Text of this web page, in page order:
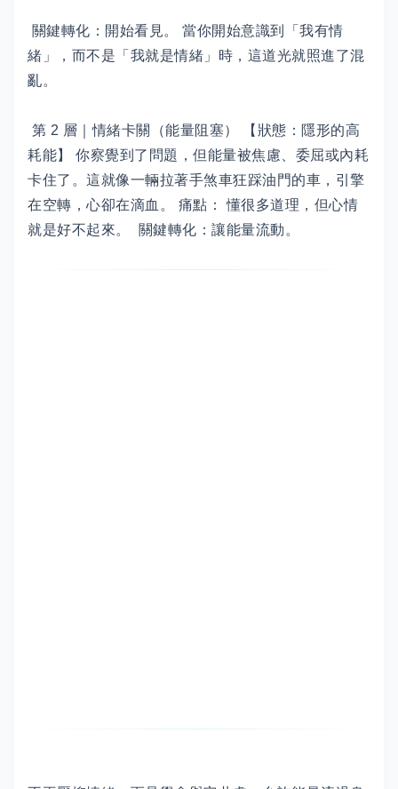
關鍵轉化：開始看見。 當你開始意識到「我有情
緒」，而不是「我就是情緒」時，這道光就照進了混
亂。
第 2 層｜情緒卡關（能量阻塞） 【狀態：隱形的高
耗能】 你察覺到了問題，但能量被焦慮、委屈或內耗
卡住了。這就像一輛拉著手煞車狂踩油門的車，引擎
在空轉，心卻在滴血。 痛點： 懂很多道理，但心情
就是好不起來。 關鍵轉化：讓能量流動。